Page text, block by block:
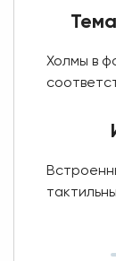
Холмы в